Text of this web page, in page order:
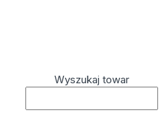
Wyszukaj towar